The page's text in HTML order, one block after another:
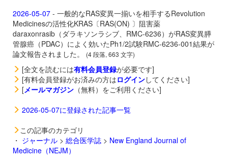
2026-05-07 - 一般的なRAS変異一揃いを相手するRevolution
Medicinesの活性化KRAS〔RAS(ON) 〕阻害薬
daraxonrasib（ダラキソンラシブ、RMC-6236）がRAS変異膵
管腺癌（PDAC）によく効いたPh1/2試験RMC-6236-001結果が
論文報告されました。
(4 段落, 663 文字)
[全文を読むには有料会員登録が必要です]
[有料会員登録がお済みの方はログインしてください]
[メールマガジン （無料）をご利用ください]
2026-05-07に登録された記事一覧
この記事のカテゴリ
・ ジャーナル > 総合医学誌 > New England Journal of
Medicine（NEJM）